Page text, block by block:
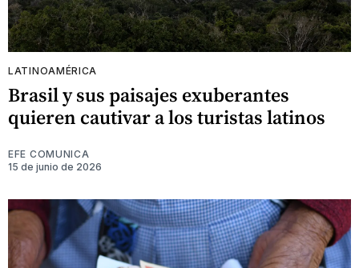
LATINOAMÉRICA
Brasil y sus paisajes exuberantes
quieren cautivar a los turistas latinos
EFE COMUNICA
15 de junio de 2026